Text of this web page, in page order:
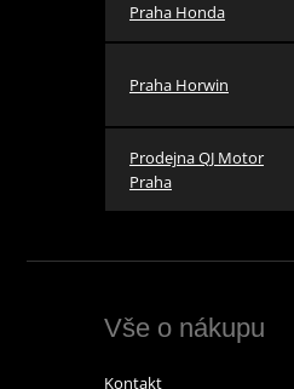
Praha Honda
Praha Horwin
Prodejna QJ Motor
Praha
Vše o nákupu
Kontakt